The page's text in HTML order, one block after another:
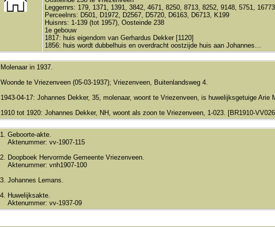
Leggernrs: 179, 1371, 1391, 3842, 4671, 8250, 8713, 8252, 9148, 5751,
Perceelnrs: D501, D1972, D2567, D5720, D6163, D6713, K199
Huisnrs: 1-139 (tot 1957), Oosteinde 238
1e gebouw
1817: huis eigendom van Gerhardus Dekker [1120]
1856: huis wordt dubbelhuis en overdracht oostzijde huis aan Johannes…
Molenaar in 1937.
Woonde te Vriezenveen (05-03-1937); Vriezenveen, Buitenlandsweg 4.
1943-04-17: Johannes Dekker, 35, molenaar, woont te Vriezenveen, is huwelijksgetuige Arie
1910 tot 1920: Johannes Dekker, NH, woont als zoon te Vriezenveen, 1-023. [BR1910-
Geboorte-akte.
Aktenummer: vv-1907-115
Doopboek Hervormde Gemeente Vriezenveen.
Aktenummer: vnh1907-100
Johannes Lemans.
Huwelijksakte.
Aktenummer: vv-1937-09